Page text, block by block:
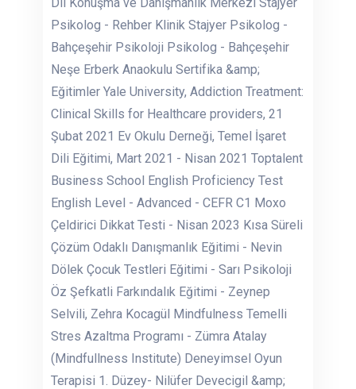
Psikolog - Rehber Klinik Stajyer Psikolog -
Bahçeşehir Psikoloji Psikolog - Bahçeşehir
Neşe Erberk Anaokulu Sertifika &amp;
Eğitimler Yale University, Addiction Treatment:
Clinical Skills for Healthcare providers, 21
Şubat 2021 Ev Okulu Derneği, Temel İşaret
Dili Eğitimi, Mart 2021 - Nisan 2021 Toptalent
Business School English Proficiency Test
English Level - Advanced - CEFR C1 Moxo
Çeldirici Dikkat Testi - Nisan 2023 Kısa Süreli
Çözüm Odaklı Danışmanlık Eğitimi - Nevin
Dölek Çocuk Testleri Eğitimi - Sarı Psikoloji
Öz Şefkatli Farkındalık Eğitimi - Zeynep
Selvili, Zehra Kocagül Mindfulness Temelli
Stres Azaltma Programı - Zümra Atalay
(Mindfullness Institute) Deneyimsel Oyun
Terapisi 1. Düzey- Nilüfer Devecigil &amp;